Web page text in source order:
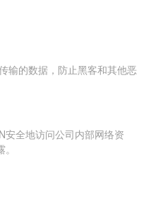
输的数据，防止黑客和其他恶
安全地访问公司内部网络资